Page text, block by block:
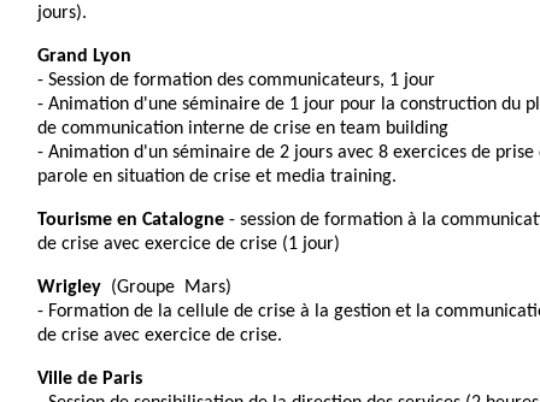
jours).
Grand Lyon
- Session de formation des communicateurs, 1 jour
- Animation d'une séminaire de 1 jour pour la construction du
de communication interne de crise en team building
- Animation d'un séminaire de 2 jours avec 8 exercices de prise
parole en situation de crise et media training.
Tourisme en Catalogne - session de formation à la
de crise avec exercice de crise (1 jour)
Wrigley (Groupe
Mars)
- Formation de la cellule de crise à la gestion et la
de crise avec exercice de crise.
Ville de Paris